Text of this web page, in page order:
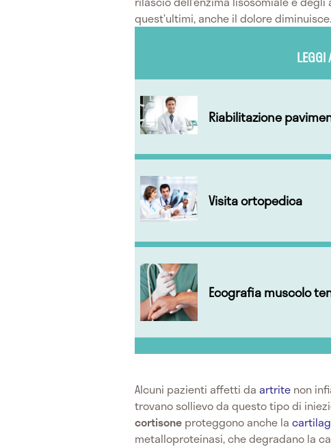
quest’ultimi, anche il dolore diminuisce.
LEGGI
Riabilitazione
Visita ortopedica
Ecografia muscolo
Alcuni pazienti affetti da artrite non
trovano sollievo da questo tipo di
cortisone proteggono anche la
metalloproteinasi, che degradano la